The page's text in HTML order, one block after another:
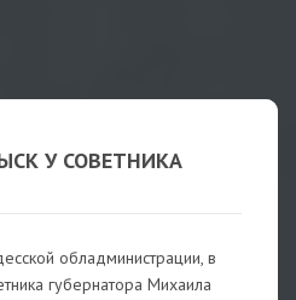
У СОВЕТНИКА
обладминистрации, в
губернатора Михаила